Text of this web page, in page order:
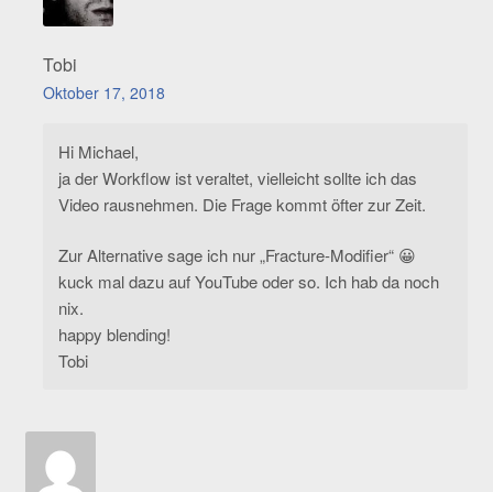
Tobi
Oktober 17, 2018
Hi Michael,
ja der Workflow ist veraltet, vielleicht sollte ich das
Video rausnehmen. Die Frage kommt öfter zur Zeit.
Zur Alternative sage ich nur „Fracture-Modifier“ 😀
kuck mal dazu auf YouTube oder so. Ich hab da noch
nix.
happy blending!
Tobi